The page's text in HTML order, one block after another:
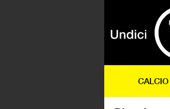
CALCIO